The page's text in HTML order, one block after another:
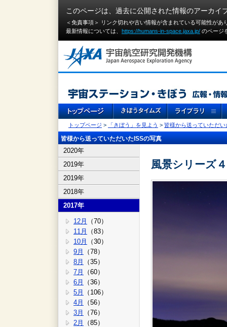
このページは、過去に公開された情報のアーカイ
＜免責事項＞ リンク切れや古い情報が含まれている可能性が
最新情報については、 https://humans-in-space.jaxa.jp/ のページ
トップページ > 「きぼう」を見よう > 皆様から送っていただい
皆様から送っていただいたISSの写真
2020年
2019年
2019年
2018年
2017年
12月
（70）
11月
（83）
10月
（30）
9月
（78）
8月
（35）
7月
（60）
6月
（36）
5月
（106）
4月
（56）
3月
（76）
2月
（85）
風景シリーズ